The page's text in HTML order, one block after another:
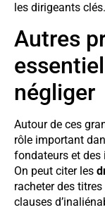
les dirigeants clés.
Autres
négliger
Autour de ces
rôle important
fondateurs et des
On peut citer les
racheter des
clauses